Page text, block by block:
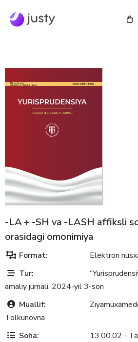
-LA + -SH va -LASH affiksli
orasidagi omonimiya
Format: Elektron
Tur:
amaliy jurnali, 2024-yil 3-son
Muallif:
Tolkunovna
Soha:
13.00.02 -